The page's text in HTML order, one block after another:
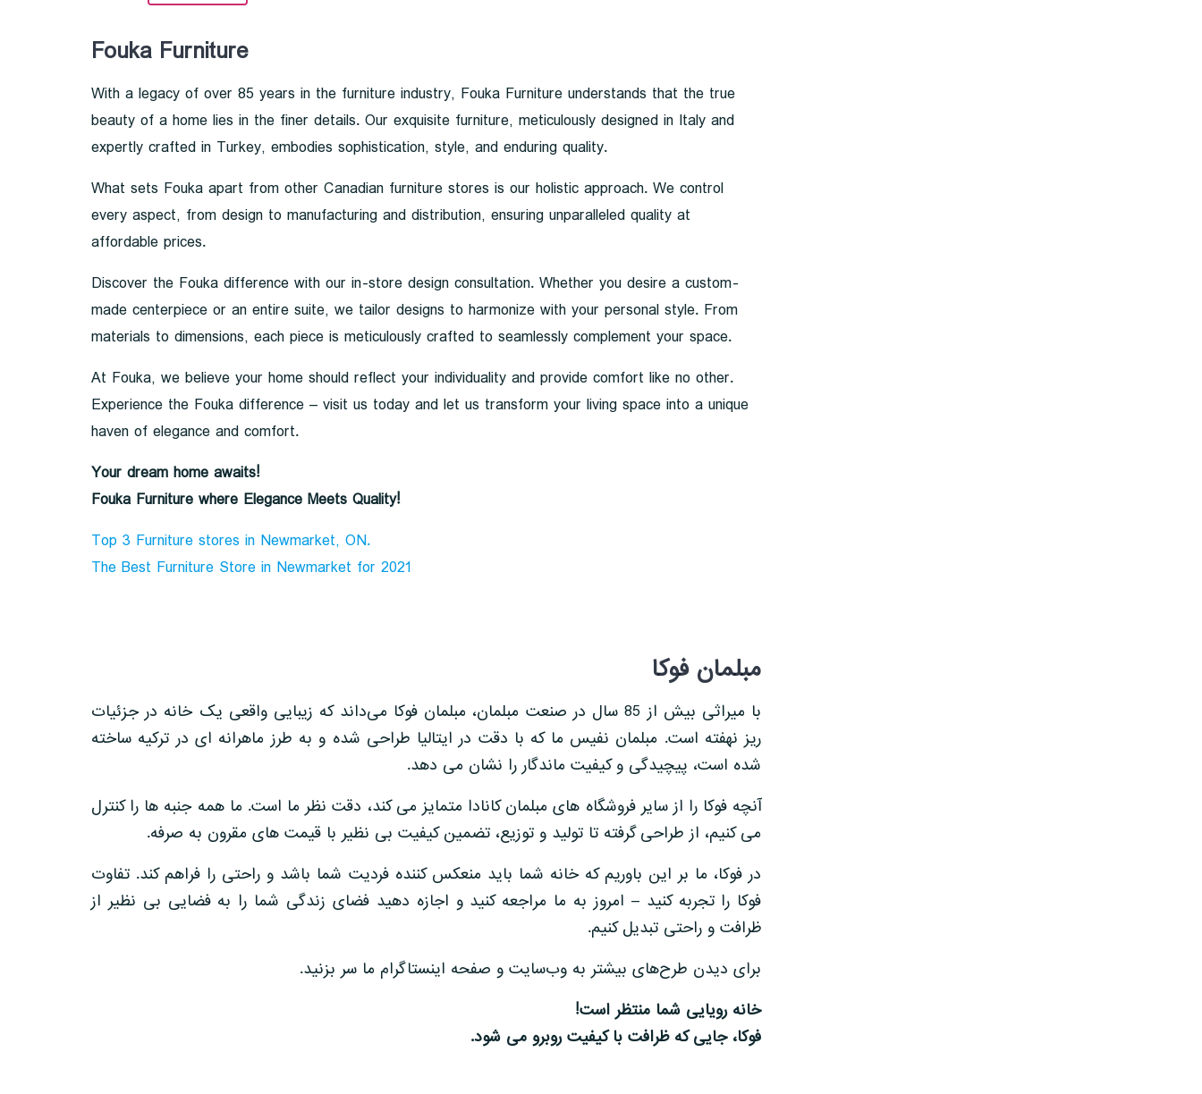
Fouka Furniture
With a legacy of over 85 years in the furniture industry, Fouka Furniture understands that the true
beauty of a home lies in the finer details. Our exquisite furniture, meticulously designed in Italy and
expertly crafted in Turkey, embodies sophistication, style, and enduring quality.
What sets Fouka apart from other Canadian furniture stores is our holistic approach. We control
every aspect, from design to manufacturing and distribution, ensuring unparalleled quality at
affordable prices.
Discover the Fouka difference with our in-store design consultation. Whether you desire a custom-
made centerpiece or an entire suite, we tailor designs to harmonize with your personal style. From
materials to dimensions, each piece is meticulously crafted to seamlessly complement your space.
At Fouka, we believe your home should reflect your individuality and provide comfort like no other.
Experience the Fouka difference – visit us today and let us transform your living space into a unique
haven of elegance and comfort.
Your dream home awaits!
Fouka Furniture where Elegance Meets Quality!
Top 3 Furniture stores in Newmarket, ON.
The Best Furniture Store in Newmarket for 2021
مبلمان فوکا
با میراثی بیش از 85 سال در صنعت مبلمان، مبلمان فوکا می‌داند که زیبایی واقعی یک خانه در جزئیات
ریز نهفته است. مبلمان نفیس ما که با دقت در ایتالیا طراحی شده و به طرز ماهرانه ای در ترکیه ساخته
شده است، پیچیدگی و کیفیت ماندگار را نشان می دهد.
آنچه فوکا را از سایر فروشگاه های مبلمان کانادا متمایز می کند، دقت نظر ما است. ما همه جنبه ها را کنترل
می کنیم، از طراحی گرفته تا تولید و توزیع، تضمین کیفیت بی نظیر با قیمت های مقرون به صرفه.
در فوکا، ما بر این باوریم که خانه شما باید منعکس کننده فردیت شما باشد و راحتی را فراهم کند. تفاوت
فوکا را تجربه کنید – امروز به ما مراجعه کنید و اجازه دهید فضای زندگی شما را به فضایی بی نظیر از
ظرافت و راحتی تبدیل کنیم.
برای دیدن طرح‌های بیشتر به وب‌سایت و صفحه اینستاگرام ما سر بزنید.
خانه رویایی شما منتظر است!
فوکا، جایی که ظرافت با کیفیت روبرو می شود.